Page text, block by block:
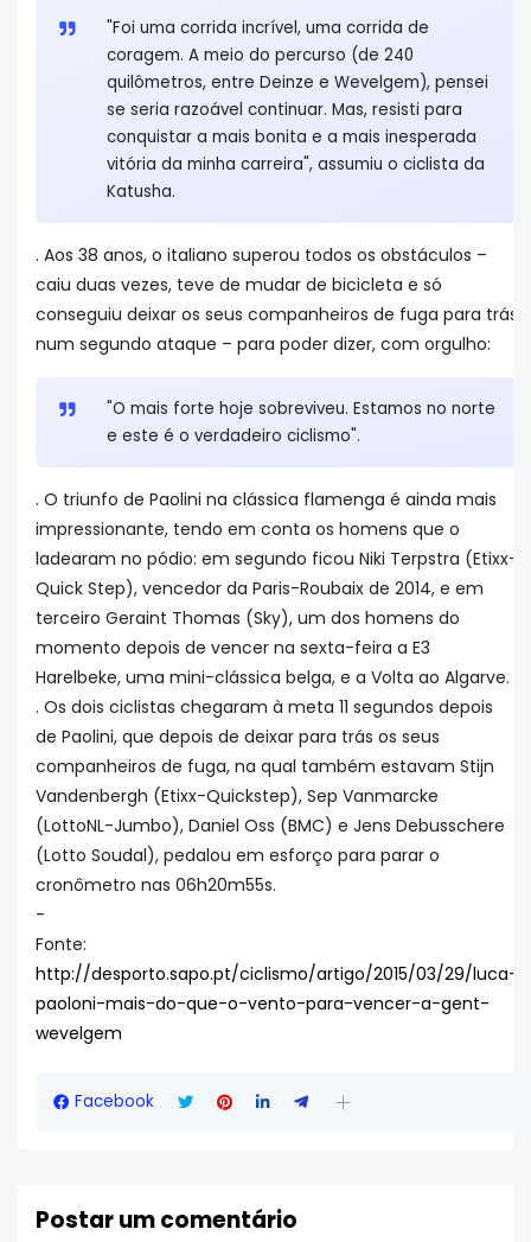
"Foi uma corrida incrível, uma corrida de
coragem. A meio do percurso (de 240
quilômetros, entre Deinze e Wevelgem), pensei
se seria razoável continuar. Mas, resisti para
conquistar a mais bonita e a mais inesperada
vitória da minha carreira", assumiu o ciclista da
Katusha.
. Aos 38 anos, o italiano superou todos os obstáculos –
caiu duas vezes, teve de mudar de bicicleta e só
conseguiu deixar os seus companheiros de fuga para trás
num segundo ataque – para poder dizer, com orgulho:
"O mais forte hoje sobreviveu. Estamos no norte
e este é o verdadeiro ciclismo".
. O triunfo de Paolini na clássica flamenga é ainda mais
impressionante, tendo em conta os homens que o
ladearam no pódio: em segundo ficou Niki Terpstra (Etixx-
Quick Step), vencedor da Paris-Roubaix de 2014, e em
terceiro Geraint Thomas (Sky), um dos homens do
momento depois de vencer na sexta-feira a E3
Harelbeke, uma mini-clássica belga, e a Volta ao Algarve.
. Os dois ciclistas chegaram à meta 11 segundos depois
de Paolini, que depois de deixar para trás os seus
companheiros de fuga, na qual também estavam Stijn
Vandenbergh (Etixx-Quickstep), Sep Vanmarcke
(LottoNL-Jumbo), Daniel Oss (BMC) e Jens Debusschere
(Lotto Soudal), pedalou em esforço para parar o
cronômetro nas 06h20m55s.
-
Fonte:
http://desporto.sapo.pt/ciclismo/artigo/2015/03/29/luca-
paoloni-mais-do-que-o-vento-para-vencer-a-gent-
wevelgem
Facebook
Postar um comentário